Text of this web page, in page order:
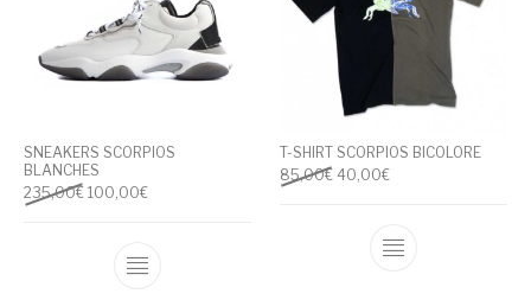
SNEAKERS SCORPIOS
BLANCHES
235,00€ Le prix initial était : 235,00€.
100,00€Le prix actuel est : 100,00€.
Ce produit a plusieurs variations. Les
T-SHIRT SCORPIOS BICOLORE
85,00€ Le prix initial était : 85,00€.
40,00€Le prix actuel est :
Ce produit a